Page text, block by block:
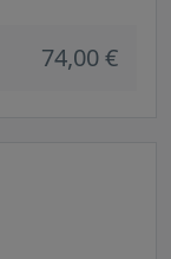
74,00 €